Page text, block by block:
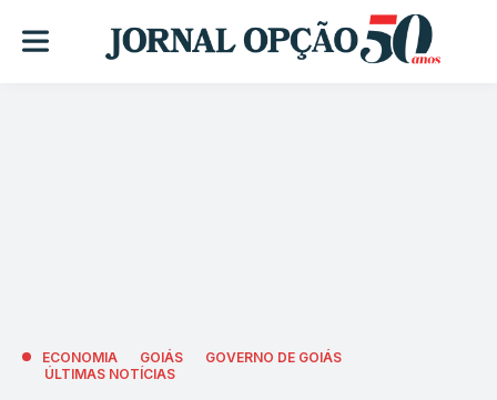
ECONOMIA GOIÁS
GOVERNO DE GOIÁS
ÚLTIMAS NOTÍCIAS